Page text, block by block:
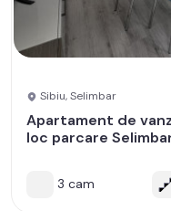
Sibiu, Selimbar
Apartament de
loc parcare
3 cam